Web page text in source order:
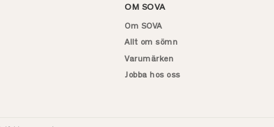
OM SOVA
Om SOVA
Allt om sömn
Varumärken
Jobba hos oss